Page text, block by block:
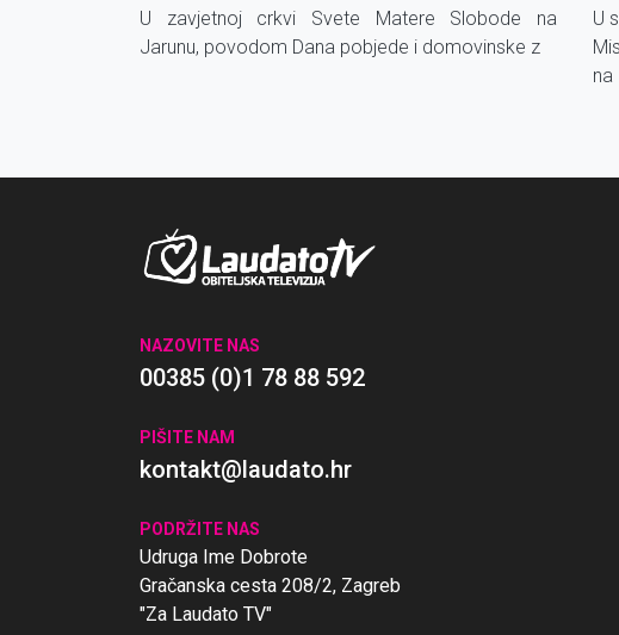
U zavjetnoj crkvi Svete Matere Slobode na
Jarunu, povodom Dana pobjede i domovinske z
U
NAZOVITE NAS
00385 (0)1 78 88 592
PIŠITE NAM
kontakt@laudato.hr
PODRŽITE NAS
Udruga Ime Dobrote
Gračanska cesta 208/2, Zagreb
"Za Laudato TV"